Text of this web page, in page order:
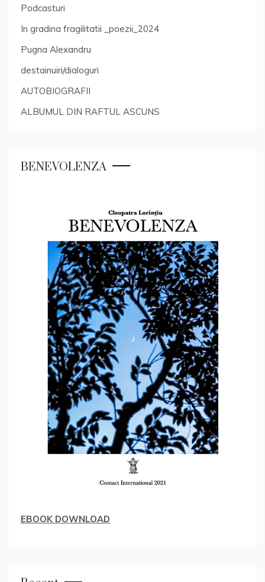
Podcasturi
In gradina fragilitatii _poezii_2024
Pugna Alexandru
destainuiri/dialoguri
AUTOBIOGRAFII
ALBUMUL DIN RAFTUL ASCUNS
BENEVOLENZA
EBOOK DOWNLOAD